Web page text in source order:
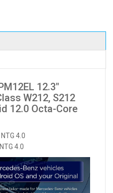
12.3"
W212, S212
12.0 Octa-Core
4.0
4.0